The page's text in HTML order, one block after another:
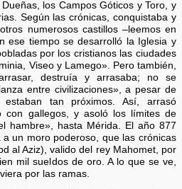
los Campos Góticos y Toro, y
Según las crónicas, conquistaba y
numerosos castillos –leemos en
ese tiempo se desarrolló la Iglesia y
por los cristianos las ciudades
Viseo y Lamego». Pero también,
destruía y arrasaba; no se
entre civilizaciones», a pesar de
tan próximos. Así, arrasó
con gallegos, y asoló los límites de
hambre», hasta Mérida. El año 877
un moro poderoso, que las crónicas
al Aziz), valido del rey Mahomet, por
mil sueldos de oro. A lo que se ve,
por las ramas.